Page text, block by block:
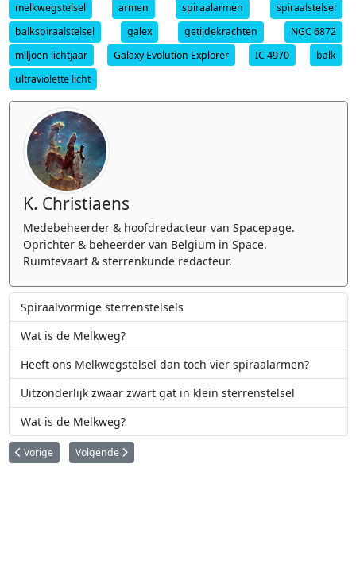
melkwegstelsel
armen spiraalarmen
spiraalstelsel
balkspiraalstelsel
galex getijdekrachten
NGC 6872
miljoen lichtjaar
Galaxy Evolution Explorer IC 4970
balk
ultraviolette licht
K. Christiaens
Medebeheerder & hoofdredacteur van Spacepage.
Oprichter & beheerder van Belgium in Space.
Ruimtevaart & sterrenkunde redacteur.
Spiraalvormige sterrenstelsels
Wat is de Melkweg?
Heeft ons Melkwegstelsel dan toch vier spiraalarmen?
Uitzonderlijk zwaar zwart gat in klein sterrenstelsel
Wat is de Melkweg?
Vorig artikel: Betelgeuze op ramkoers met kosmische 'muur'
Vorige Volgende artikel: Planetoïdengordel ontdekt rondom Wega
Volgende